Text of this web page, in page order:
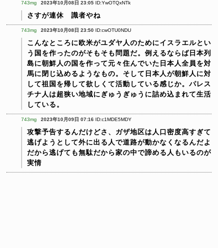
743mg 2023年10月08日 23:05 ID:YwOTQxNTk
さすが連休 識者やね
743mg 2023年10月08日 23:50 ID:cwOTU0NDU
こんなところに欧米がユダヤ人のためにイスラエルとい
う国を作ったのがそもそも問題だ。例えるならば日本列
島に朝鮮人の国を作って元々住んでいた日本人全員を対
馬に閉じ込めるようなもの。そして日本人が朝鮮人に対
して祖国を帰して欲しくて活動している感じか。パレス
チナ人は超狭い地域にぎゅうぎゅうに詰め込まれて生活
している。
743mg 2023年10月09日 07:16 ID:c1MDE5MDY
攻撃予告するんだけどさ、ガザ地区は人口密度高すぎて
逃げようとして外に出る人で道路が動かなくなるんだよ
だから逃げても無駄だから家の中で諦める人もいるのが
実情